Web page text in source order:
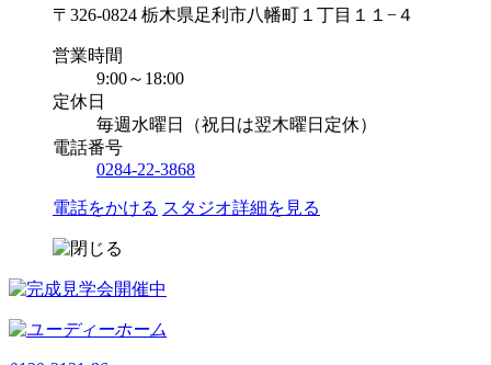
〒326-0824 栃木県足利市八幡町１丁目１１−４
営業時間
9:00～18:00
定休日
毎週水曜日（祝日は翌木曜日定休）
電話番号
0284-22-3868
電話をかける スタジオ詳細を見る